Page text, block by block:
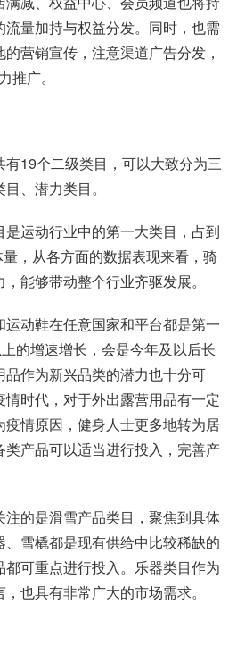
量加持与权益分发。同时，也需
营销宣传，注意渠道广告分发，
推广。
有19个二级类目，可以大致分为三
、潜力类目。
运动行业中的第一大类目，占到
，从各方面的数据表现来看，骑
能够带动整个行业齐驱发展。
动鞋在任意国家和平台都是第一
的增速增长，会是今年及以后长
作为新兴品类的潜力也十分可
时代，对于外出露营用品有一定
疫情原因，健身人士更多地转为居
产品可以适当进行投入，完善产
的是滑雪产品类目，聚焦到具体
雪橇都是现有供给中比较稀缺的
可重点进行投入。乐器类目作为
也具有非常广大的市场需求。